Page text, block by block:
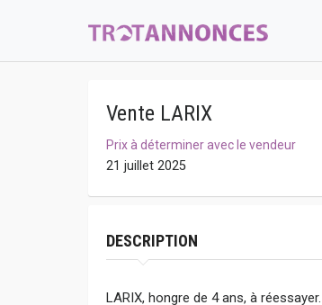
Vente LARIX
Prix à déterminer avec le vendeur
21 juillet 2025
DESCRIPTION
LARIX, hongre de 4 ans, à